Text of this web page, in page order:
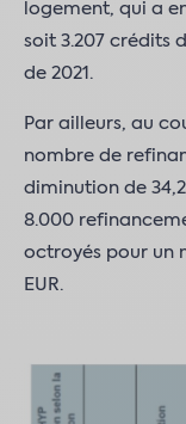
logement, qui a
soit 3.207 crédits
de 2021.
Par ailleurs, au
nombre de
diminution de
8.000
octroyés pour un
EUR.